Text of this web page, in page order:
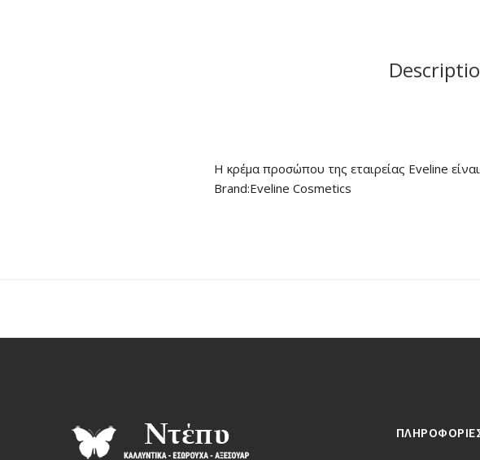
Η κρέμα προσώπου της εταιρείας Eveline
Brand:Eveline Cosmetics